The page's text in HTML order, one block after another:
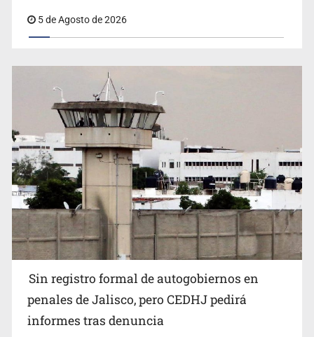
5 de Agosto de 2026
Sin registro formal de autogobiernos en
penales de Jalisco, pero CEDHJ pedirá
informes tras denuncia